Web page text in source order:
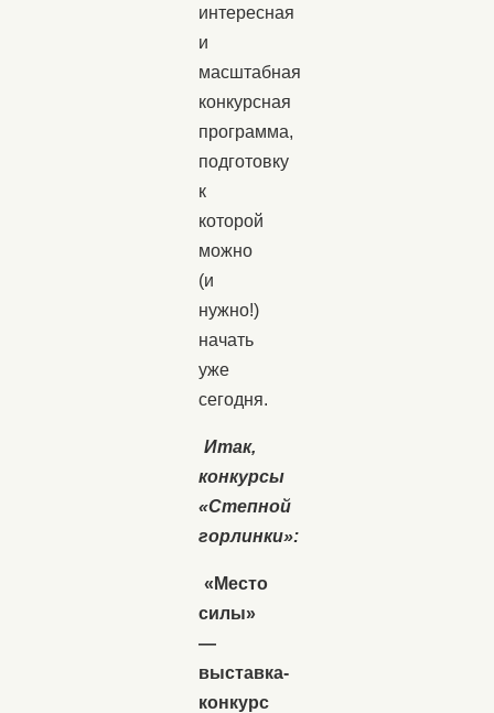
интересная
и
масштабная
конкурсная
программа,
подготовку
к
которой
можно
(и
нужно!)
начать
уже
сегодня.
Итак,
конкурсы
«Степной
горлинки»:
«Место
силы»
—
выставка-
конкурс